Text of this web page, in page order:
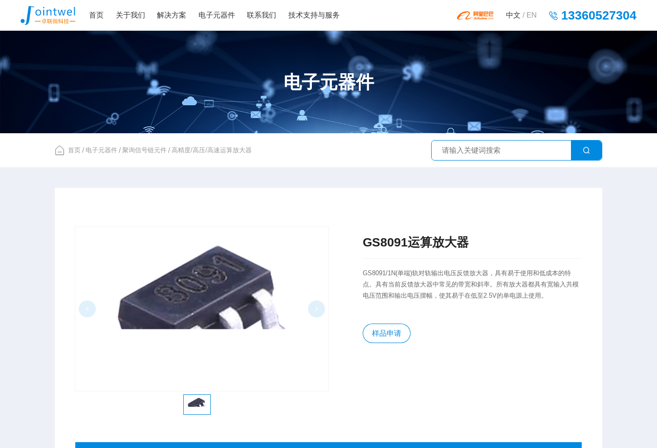
首页 关于我们 解决方案 电子元器件 联系我们 技术支持与服务 中文 / EN 13360527304
电子元器件
首页 / 电子元器件 / 聚询信号链元件 / 高精度/高压/高速运算放大器
GS8091运算放大器
GS8091/1N(单端)轨对轨输出电压反馈放大器，具有易于使用和低成本的特
点。具有当前反馈放大器中常见的带宽和斜率。所有放大器都具有宽输入共模
电压范围和输出电压摆幅，使其易于在低至2.5V的单电源上使用。
样品申请